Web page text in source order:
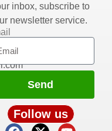
inbox, subscribe to
newsletter service.
Send
Follow us